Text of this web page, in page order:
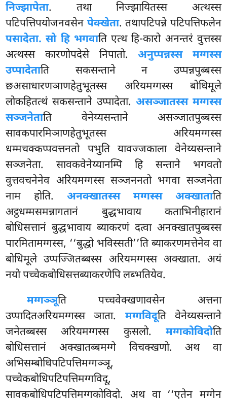
निज्झापेता. तथा निज्झायितस्स अत्थस्स
पटिपत्तिपयोजनवसेन पेक्खेता. तथापटिपन्ने पटिपत्तिफलेन
पसादेता. सो हि भगवाति एत्थ हि-कारो अनन्तरं वुत्तस्स
अत्थस्स कारणोपदेसे निपातो.अनुप्पन्नस्स मग्गस्स
उप्पादेताति सकसन्ताने न उप्पन्नपुब्बस्स
छअसाधारणञाणहेतुभूतस्स अरियमग्गस्स बोधिमूले
लोकहितत्थं सकसन्ताने उप्पादेता. असञ्जातस्स मग्गस्स
सञ्जनेताति वेनेय्यसन्ताने असञ्जातपुब्बस्स
सावकपारमिञाणहेतुभूतस्स अरियमग्गस्स
धम्मचक्कप्पवत्तनतो पभुति यावज्जकाला वेनेय्यसन्ताने
सञ्जनेता. सावकवेनेय्यानम्पि हि सन्ताने भगवतो
वुत्तवचनेनेव अरियमग्गस्स सञ्जननतो भगवा सञ्जनेता
नाम होति. अनक्खातस्स मग्गस्स अक्खाताति
अट्ठधम्मसमन्नागतानं बुद्धभावाय कताभिनीहारानं
बोधिसत्तानं बुद्धभावाय ब्याकरणं दत्वा अनक्खातपुब्बस्स
पारमितामग्गस्स, ‘‘बुद्धो भविस्सती’’ति ब्याकरणमत्तेनेव वा
बोधिमूले उप्पज्जितब्बस्स अरियमग्गस्स अक्खाता. अयं
नयो पच्चेकबोधिसत्तब्याकरणेपि लब्भतियेव.
मग्गञ्ञूति पच्चवेक्खणावसेन अत्तना
उप्पादितअरियमग्गस्स ञाता. मग्गविदूति वेनेय्यसन्ताने
जनेतब्बस्स अरियमग्गस्स कुसलो. मग्गकोविदोति
बोधिसत्तानं अक्खातब्बमग्गे विचक्खणो. अथ वा
अभिसम्बोधिपटिपत्तिमग्गञ्ञू,
पच्चेकबोधिपटिपत्तिमग्गविदू,
सावकबोधिपटिपत्तिमग्गकोविदो. अथ वा ‘‘एतेन मग्गेन